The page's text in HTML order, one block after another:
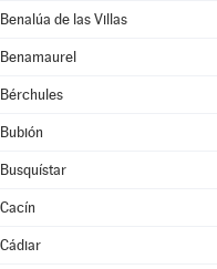
Benalúa de las Villas
Benamaurel
Bérchules
Bubión
Busquístar
Cacín
Cádiar